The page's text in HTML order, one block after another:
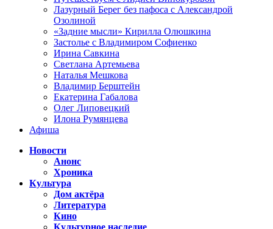
Лазурный Берег без пафоса с Александрой
Озолиной
«Задние мысли» Кирилла Олюшкина
Застолье с Владимиром Софиенко
Ирина Савкина
Светлана Артемьева
Наталья Мешкова
Владимир Берштейн
Екатерина Габалова
Олег Липовецкий
Илона Румянцева
Афиша
Новости
Анонс
Хроника
Культура
Дом актёра
Литература
Кино